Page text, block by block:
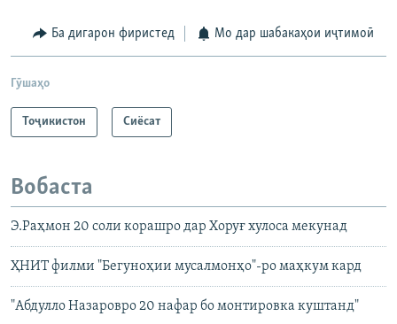
Ба дигарон фиристед Мо дар шабакаҳои иҷтимоӣ
Гӯшаҳо
Тоҷикистон Сиёсат
Вобаста
Э.Раҳмон 20 соли корашро дар Хоруғ хулоса мекунад
ҲНИТ филми "Бегуноҳии мусалмонҳо"-ро маҳкум кард
"Абдулло Назаровро 20 нафар бо монтировка куштанд"